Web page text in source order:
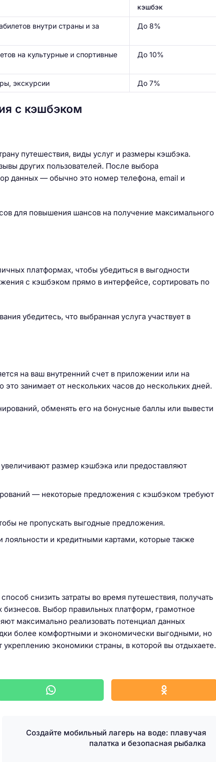
кэшбэк
внутри страны и за
До 8%
на культурные и спортивные
До 10%
экскурсии До 7%
с кэшбэком
путешествия, виды услуг и размеры кэшбэка.
других пользователей. После выбора
данных — обычно это номер телефона, email и
для повышения шансов на получение максимального
платформах, чтобы убедиться в выгодности
с кэшбэком прямо в интерфейсе, сортировать по
убедитесь, что выбранная услуга участвует в
на ваш внутренний счет в приложении или на
занимает от нескольких часов до нескольких дней.
обменять его на бонусные баллы или вывести
размер кэшбэка или предоставляют
— некоторые предложения с кэшбэком требуют
не пропускать выгодные предложения.
и кредитными картами, которые также
снизить затраты во время путешествия, получать
Выбор правильных платформ, грамотное
максимально реализовать потенциал данных
более комфортными и экономически выгодными, но
укреплению экономики страны, в которой вы отдыхаете.
Создайте мобильный лагерь на воде: плавучая
палатка и безопасная рыбалка